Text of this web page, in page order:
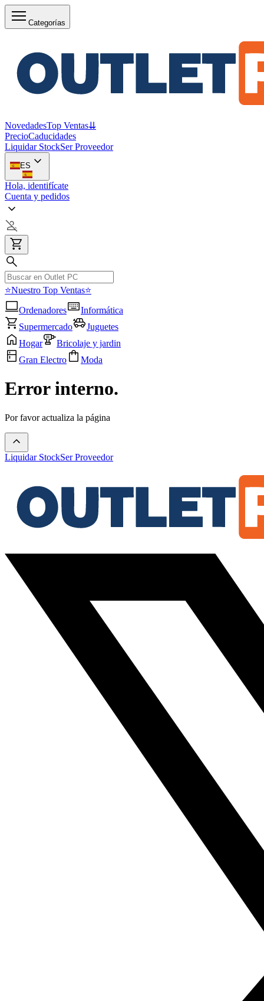
Categorías
NovedadesTop Ventas⇊
PrecioCaducidades
Liquidar StockSer Proveedor
ES
Hola, identifícate
Cuenta y pedidos
⭐Nuestro Top Ventas⭐
Ordenadores
Informática
Supermercado
Juguetes
Hogar
Bricolaje y jardin
Gran Electro
Moda
Error interno.
Por favor actualiza la página
Liquidar StockSer Proveedor